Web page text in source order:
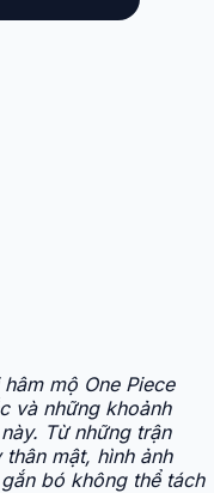
mộ One Piece
và những khoảnh
Từ những trận
mật, hình ảnh
bó không thể tách